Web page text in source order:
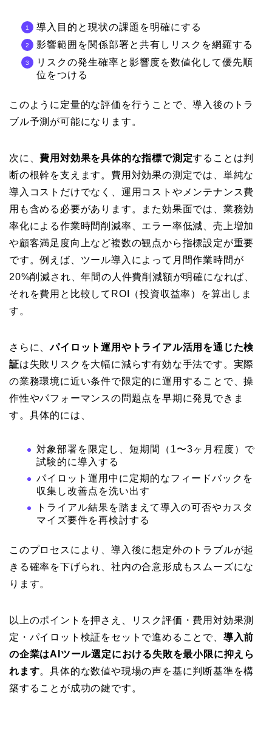
導入目的と現状の課題を明確にする
影響範囲を関係部署と共有しリスクを網羅する
リスクの発生確率と影響度を数値化して優先順
位をつける
このように定量的な評価を行うことで、導入後のトラ
ブル予測が可能になります。
次に、費用対効果を具体的な指標で測定することは判
断の根幹を支えます。費用対効果の測定では、単純な
導入コストだけでなく、運用コストやメンテナンス費
用も含める必要があります。また効果面では、業務効
率化による作業時間削減率、エラー率低減、売上増加
や顧客満足度向上など複数の観点から指標設定が重要
です。例えば、ツール導入によって月間作業時間が
20%削減され、年間の人件費削減額が明確になれば、
それを費用と比較してROI（投資収益率）を算出しま
す。
さらに、パイロット運用やトライアル活用を通じた検
証は失敗リスクを大幅に減らす有効な手法です。実際
の業務環境に近い条件で限定的に運用することで、操
作性やパフォーマンスの問題点を早期に発見できま
す。具体的には、
対象部署を限定し、短期間（1〜3ヶ月程度）で
試験的に導入する
パイロット運用中に定期的なフィードバックを
収集し改善点を洗い出す
トライアル結果を踏まえて導入の可否やカスタ
マイズ要件を再検討する
このプロセスにより、導入後に想定外のトラブルが起
きる確率を下げられ、社内の合意形成もスムーズにな
ります。
以上のポイントを押さえ、リスク評価・費用対効果測
定・パイロット検証をセットで進めることで、 導入前
の企業はAIツール選定における失敗を最小限に抑えら
れます。具体的な数値や現場の声を基に判断基準を構
築することが成功の鍵です。